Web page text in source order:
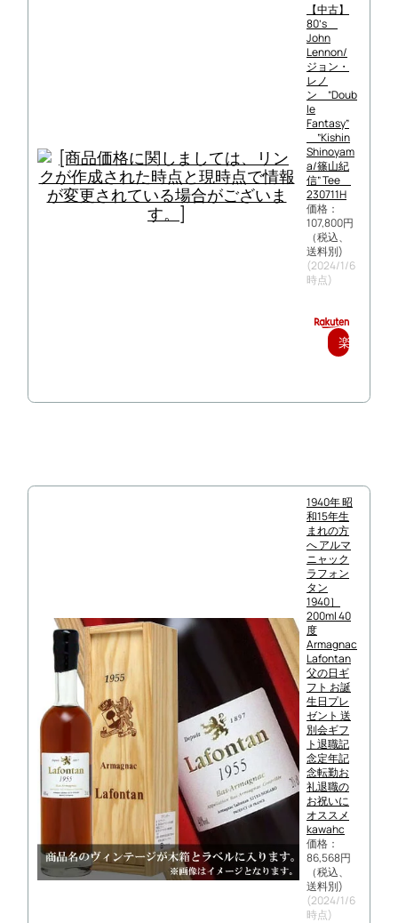
【中古】
80’s
John
Lennon/
ジョン・
レノ
ン ”Doub
le
Fantasy”
”Kishin
Shinoyam
a/篠山紀
信” Tee
230711H
価格：
107,800円
（税込、
送料別)
(2024/1/6
時点)
楽
で
1940年 昭
和15年生
まれの方
へ アルマ
ニャック
ラフォン
タン
1940］
200ml 40
度
Armagnac
Lafontan
父の日ギ
フト お誕
生日プレ
ゼント 送
別会ギフ
ト退職記
念定年記
念転勤お
礼退職の
お祝いに
オススメ
kawahc
価格：
86,568円
（税込、
送料別)
(2024/1/6
時点)